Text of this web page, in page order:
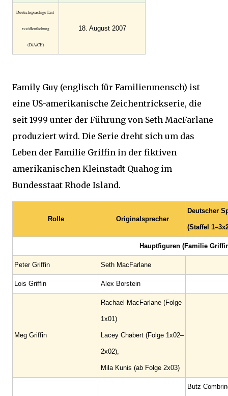
Deutsch­sprachige Erst­
veröffent­lichung
(D/A/CH)
18. August 2007
Family Guy (englisch für Familienmensch) ist
eine US-amerikanische Zeichentrickserie, die
seit 1999 unter der Führung von Seth MacFarlane
produziert wird. Die Serie dreht sich um das
Leben der Familie Griffin in der fiktiven
amerikanischen Kleinstadt Quahog im
Bundesstaat Rhode Island.
Rolle Originalsprecher
Deutscher
(Staffel
Hauptfiguren (Familie
Peter Griffin Seth MacFarlane
Lois Griffin Alex Borstein
Meg Griffin
Rachael MacFarlane (Folge
1x01)
Lacey Chabert (Folge 1x02–
2x02),
Mila Kunis (ab Folge 2x03)
Butz